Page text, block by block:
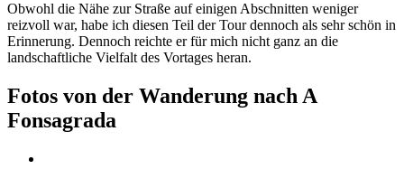
Obwohl die Nähe zur Straße auf einigen Abschnitten weniger
reizvoll war, habe ich diesen Teil der Tour dennoch als sehr schön in
Erinnerung. Dennoch reichte er für mich nicht ganz an die
landschaftliche Vielfalt des Vortages heran.
Fotos von der Wanderung nach A
Fonsagrada